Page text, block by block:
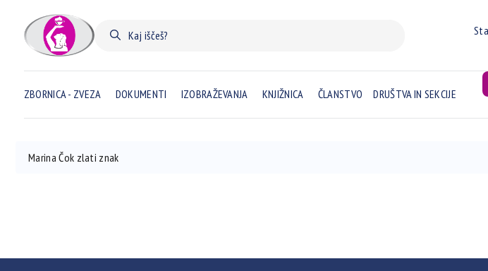
ZBORNICA - ZVEZA DOKUMENTI IZOBRAŽEVANJA KNJIŽNICA ČLANSTVO DRUŠTVA IN SEKCIJE
Marina Čok zlati znak